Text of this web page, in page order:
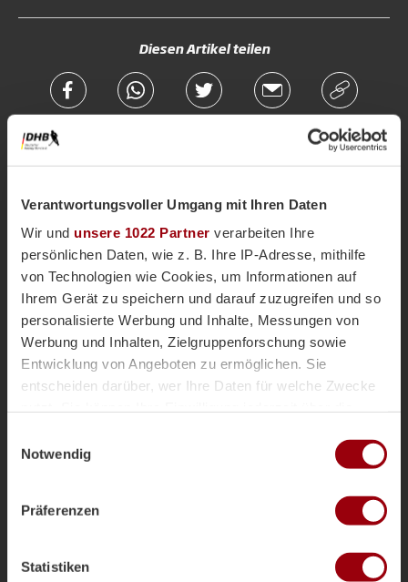
Verantwortungsvoller Umgang mit Ihren Daten
Wir und unsere 1022 Partner verarbeiten Ihre
persönlichen Daten, wie z. B. Ihre IP-Adresse, mithilfe
von Technologien wie Cookies, um Informationen auf
Ihrem Gerät zu speichern und darauf zuzugreifen und so
personalisierte Werbung und Inhalte, Messungen von
Werbung und Inhalten, Zielgruppenforschung sowie
Entwicklung von Angeboten zu ermöglichen. Sie
entscheiden darüber, wer Ihre Daten für welche Zwecke
Trigger Symbol ändern oder widerrufen
Informationen über Ihre geografische Lage erfassen,
Ihr Gerät durch aktives Scannen nach bestimmten
Merkmalen (Fingerprinting) identifizieren
Notwendig
Präferenzen
Statistiken
Diesen Artikel teilen
Mehr zum Thema
FIH Pro League
Saison 2025-2026
Vor einem Monat
DHB-Teams trotz Hitze in Berlin